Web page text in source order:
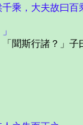
乘，大夫故曰百
斯行諸？」子